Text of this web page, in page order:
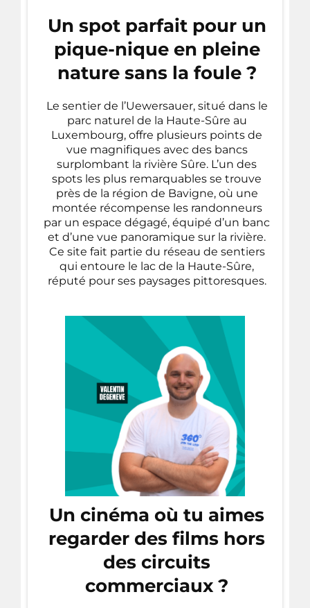
Un spot parfait pour un
pique-nique en pleine
nature sans la foule ?
Le sentier de l’Uewersauer, situé dans le
parc naturel de la Haute-Sûre au
Luxembourg, offre plusieurs points de
vue magnifiques avec des bancs
surplombant la rivière Sûre. L’un des
spots les plus remarquables se trouve
près de la région de Bavigne, où une
montée récompense les randonneurs
par un espace dégagé, équipé d’un banc
et d’une vue panoramique sur la rivière.
Ce site fait partie du réseau de sentiers
qui entoure le lac de la Haute-Sûre,
réputé pour ses paysages pittoresques.
Un cinéma où tu aimes
regarder des films hors
des circuits
commerciaux ?